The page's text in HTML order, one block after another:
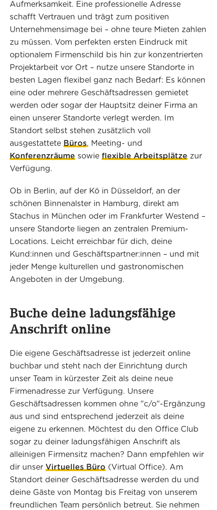
Aufmerksamkeit. Eine professionelle Adresse
schafft Vertrauen und trägt zum positiven
Unternehmensimage bei – ohne teure Mieten zahlen
zu müssen. Vom perfekten ersten Eindruck mit
optionalem Firmenschild bis hin zur konzentrierten
Projektarbeit vor Ort – nutze unsere Standorte in
besten Lagen flexibel ganz nach Bedarf: Es können
eine oder mehrere Geschäftsadressen gemietet
werden oder sogar der Hauptsitz deiner Firma an
einen unserer Standorte verlegt werden. Im
Standort selbst stehen zusätzlich voll
ausgestattete Büros, Meeting- und
Konferenzräume sowie flexible Arbeitsplätze zur
Verfügung.
Ob in Berlin, auf der Kö in Düsseldorf, an der
schönen Binnenalster in Hamburg, direkt am
Stachus in München oder im Frankfurter Westend –
unsere Standorte liegen an zentralen Premium-
Locations. Leicht erreichbar für dich, deine
Kund:innen und Geschäftspartner:innen – und mit
jeder Menge kulturellen und gastronomischen
Angeboten in der Umgebung.
Buche deine ladungsfähige
Anschrift online
Die eigene Geschäftsadresse ist jederzeit online
buchbar und steht nach der Einrichtung durch
unser Team in kürzester Zeit als deine neue
Firmenadresse zur Verfügung. Unsere
Geschäftsadressen kommen ohne "c/o"-Ergänzung
aus und sind entsprechend jederzeit als deine
eigene zu erkennen. Möchtest du den Office Club
sogar zu deiner ladungsfähigen Anschrift als
alleinigen Firmensitz machen? Dann empfehlen wir
dir unser Virtuelles Büro (Virtual Office). Am
Standort deiner Geschäftsadresse werden du und
deine Gäste von Montag bis Freitag von unserem
freundlichen Team persönlich betreut. Sie nehmen